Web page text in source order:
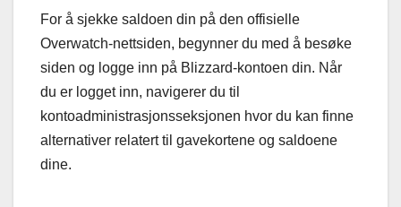
For å sjekke saldoen din på den offisielle
Overwatch-nettsiden, begynner du med å besøke
siden og logge inn på Blizzard-kontoen din. Når
du er logget inn, navigerer du til
kontoadministrasjonsseksjonen hvor du kan finne
alternativer relatert til gavekortene og saldoene
dine.